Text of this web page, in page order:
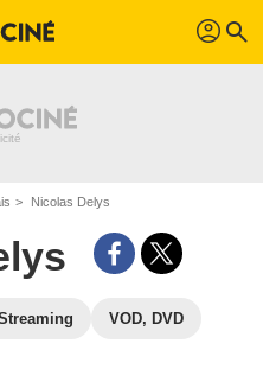
profil search
Nicolas Delys
VOD, DVD